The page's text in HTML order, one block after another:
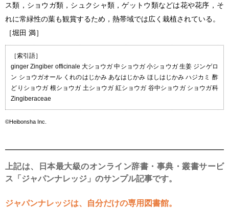
ス類，ショウガ類，シュクシャ類，ゲットウ類などは花や花序，そ
れに常緑性の葉も観賞するため，熱帯域では広く栽植されている。
［堀田 満］
［索引語］
ginger Zingiber officinale 大ショウガ 中ショウガ 小ショウガ 生姜 ジンゲロ
ン ショウガオール くれのはじかみ あなはじかみ ほしはじかみ ハジカミ 酢
どりショウガ 根ショウガ 土ショウガ 紅ショウガ 谷中ショウガ ショウガ科
Zingiberaceae
©Heibonsha Inc.
上記は、日本最大級のオンライン辞書・事典・叢書サービ
ス「ジャパンナレッジ」のサンプル記事です。
ジャパンナレッジは、自分だけの専用図書館。